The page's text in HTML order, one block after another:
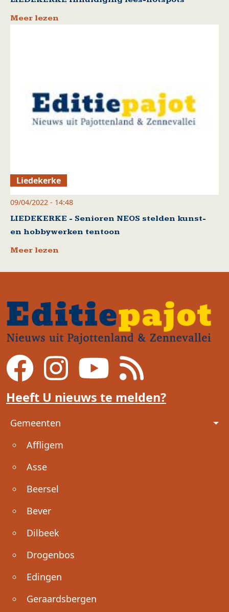
Meer lezen
Liedekerke
09/04/2022 - 14:48
LIEDEKERKE - Senioren NEOS stelden kunst-
en hobbywerken tentoon
Meer lezen
Heeft U nieuws te melden?
Voet
Gemeenten
Affligem
Asse
Beersel
Bever
Dilbeek
Drogenbos
Edingen
Geraardsbergen